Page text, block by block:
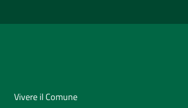
Vivere il Comune